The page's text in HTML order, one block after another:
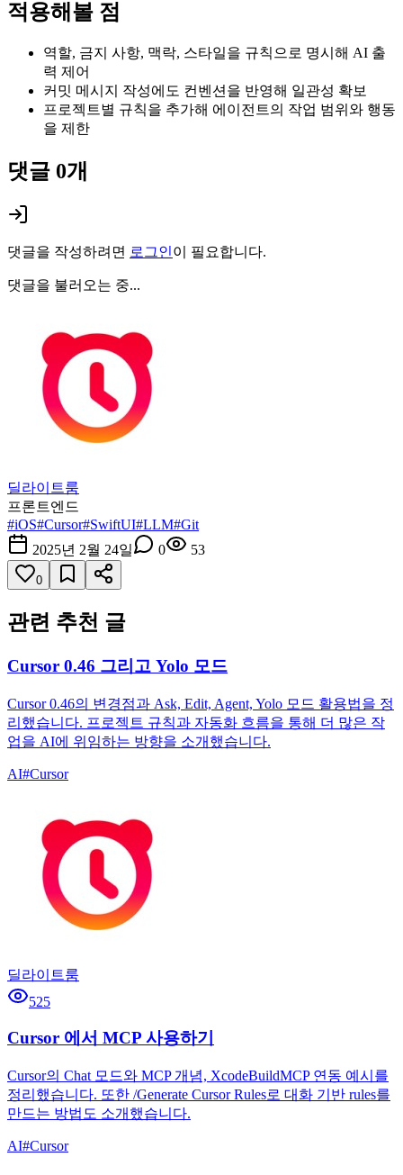
적용해볼 점
역할, 금지 사항, 맥락, 스타일을 규칙으로 명시해 AI 출
력 제어
커밋 메시지 작성에도 컨벤션을 반영해 일관성 확보
프로젝트별 규칙을 추가해 에이전트의 작업 범위와 행동
을 제한
댓글 0개
댓글을 작성하려면 로그인이 필요합니다.
댓글을 불러오는 중...
딜라이트룸
프론트엔드
#iOS#Cursor#SwiftUI#LLM#Git
2025년 2월 24일
0 53
0
관련 추천 글
Cursor 0.46 그리고 Yolo 모드
Cursor 0.46의 변경점과 Ask, Edit, Agent, Yolo 모드 활용법을 정
리했습니다. 프로젝트 규칙과 자동화 흐름을 통해 더 많은 작
업을 AI에 위임하는 방향을 소개했습니다.
AI#Cursor
딜라이트룸
525
Cursor 에서 MCP 사용하기
Cursor의 Chat 모드와 MCP 개념, XcodeBuildMCP 연동 예시를
정리했습니다. 또한 /Generate Cursor Rules로 대화 기반 rules를
만드는 방법도 소개했습니다.
AI#Cursor